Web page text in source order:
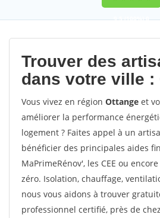
9,5(100%) 0
votes
Trouver des
dans votre ville :
Vous vivez en région Ottange et
améliorer la performance
logement ? Faites appel à un
bénéficier des principales aides
MaPrimeRénov', les CEE ou
zéro. Isolation, chauffage,
nous vous aidons à trouver
professionnel certifié, près de